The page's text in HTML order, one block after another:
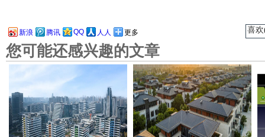
新浪 腾讯 QQ 人人 更多 喜
您可能还感兴趣的文章